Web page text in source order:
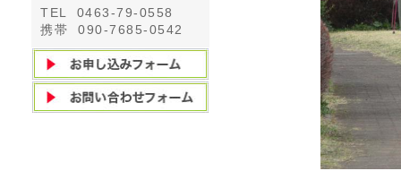
TEL 0463-79-0558
携帯 090-7685-0542